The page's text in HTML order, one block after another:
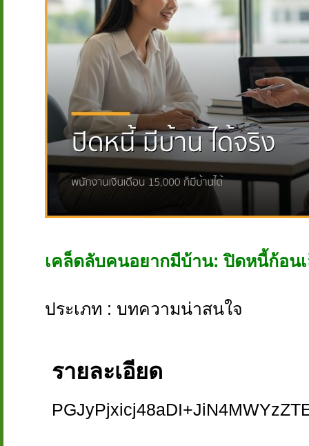
เคล็ดลับคนอยากมีบ้าน: ปิดหนี้ก้อน
ประเภท : บทความน่าสนใจ
รายละเอียด